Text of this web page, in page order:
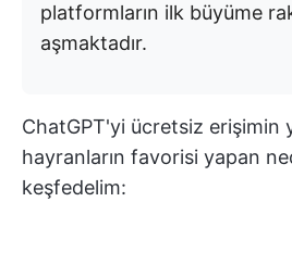
platformların ilk büyüme
aşmaktadır.
ChatGPT'yi ücretsiz erişimin
hayranların favorisi yapan
keşfedelim: